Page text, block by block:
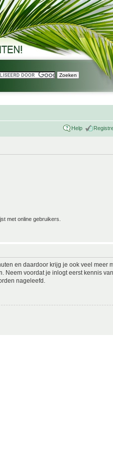
Help
met online gebruikers.
en daardoor krijg je ook veel meer
Neem voordat je inlogt eerst kennis
nageleefd.